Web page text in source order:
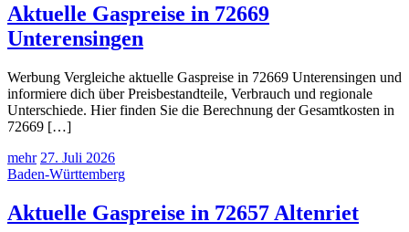
Aktuelle Gaspreise in 72669
Unterensingen
Werbung Vergleiche aktuelle Gaspreise in 72669 Unterensingen und
informiere dich über Preisbestandteile, Verbrauch und regionale
Unterschiede. Hier finden Sie die Berechnung der Gesamtkosten in
72669 […]
mehr 27. Juli 2026
Baden-Württemberg
Aktuelle Gaspreise in 72657 Altenriet